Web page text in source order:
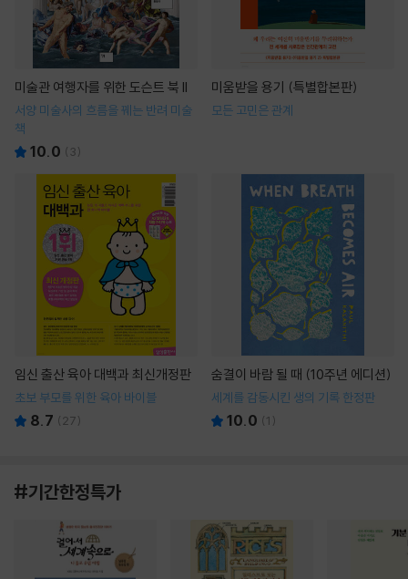
미술관 여행자를 위한 도슨트 북 II
서양 미술사의 흐름을 꿰는 반려 미술
책
10.0 ( 3)
미움받을 용기 (특별합본판)
모든 고민은 관계
임신 출산 육아 대백과 최신개정판
초보 부모를 위한 육아 바이블
8.7 ( 27)
숨결이 바람 될 때 (10주년 에디션)
세계를 감동시킨 생의 기록 한정판
10.0 (1 )
#기간한정특가